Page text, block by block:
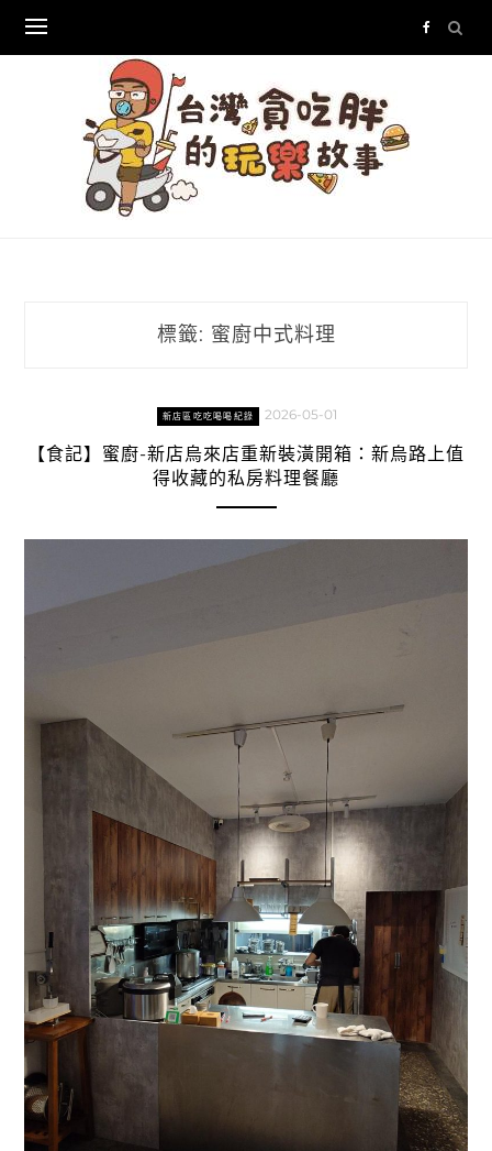
content
標籤: 蜜廚中式料理
新店區吃吃喝喝紀錄 2026-05-01
【食記】蜜廚-新店烏來店重新裝潢開箱：新烏路上值
得收藏的私房料理餐廳